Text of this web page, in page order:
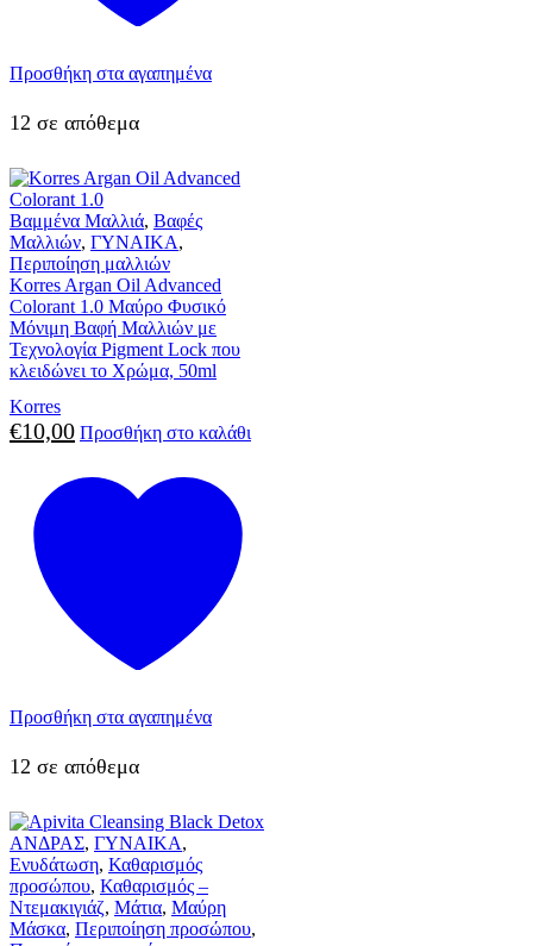
Προσθήκη στα αγαπημένα
12 σε απόθεμα
Βαμμένα Μαλλιά, Βαφές
Μαλλιών, ΓΥΝΑΙΚΑ,
Περιποίηση μαλλιών
Korres Argan Oil Advanced
Colorant 1.0 Μαύρο Φυσικό
Μόνιμη Βαφή Μαλλιών με
Τεχνολογία Pigment Lock που
κλειδώνει το Χρώμα, 50ml
Korres
€10,00 Προσθήκη στο καλάθι
Προσθήκη στα αγαπημένα
12 σε απόθεμα
ΑΝΔΡΑΣ, ΓΥΝΑΙΚΑ,
Ενυδάτωση, Καθαρισμός
προσώπου, Καθαρισμός –
Ντεμακιγιάζ, Μάτια, Μαύρη
Μάσκα, Περιποίηση προσώπου,